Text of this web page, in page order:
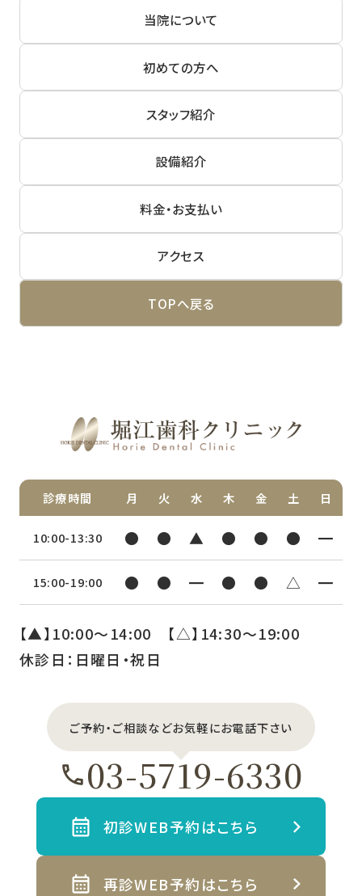
当院について
初めての方へ
スタッフ紹介
設備紹介
料金・お支払い
アクセス
TOPへ戻る
診療時間 月 火 水 木 金 土 日
10:00-13:30 ● ● ▲ ● ● ● ━
15:00-19:00 ● ● ━ ● ● △ ━
【▲】10:00〜14:00 【△】14:30〜19:00
休診日：日曜日・祝日
ご予約・ご相談などお気軽にお電話下さい
03-5719-6330
初診WEB予約はこちら
再診WEB予約はこちら